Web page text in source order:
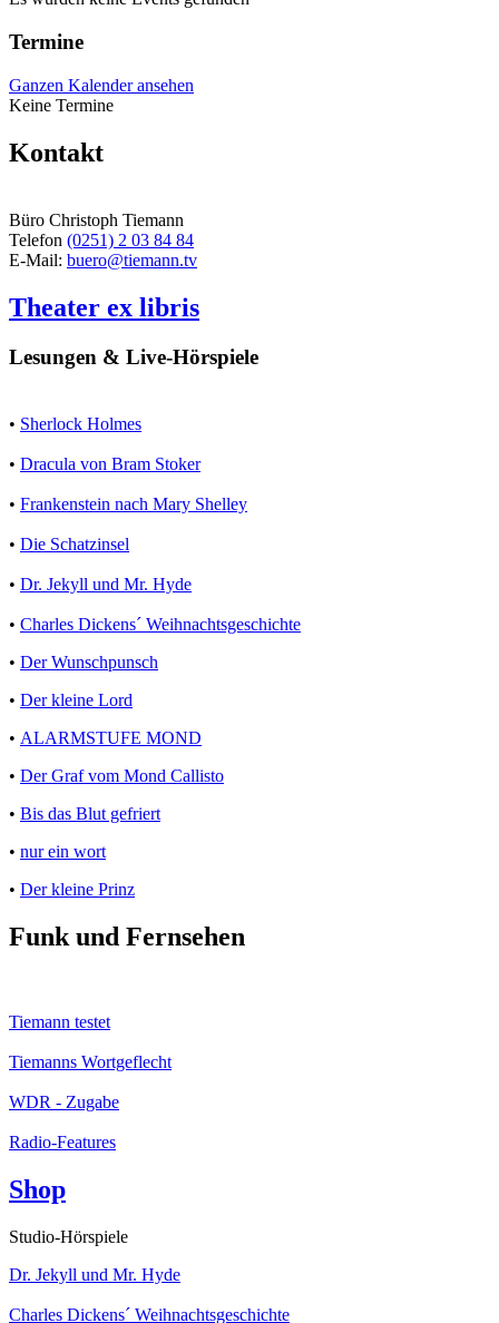
Termine
Ganzen Kalender ansehen
Keine Termine
Kontakt
Büro Christoph Tiemann
Telefon (0251) 2 03 84 84
E-Mail: buero@tiemann.tv
Theater ex libris
Lesungen & Live-Hörspiele
• Sherlock Holmes
• Dracula von Bram Stoker
• Frankenstein nach Mary Shelley
• Die Schatzinsel
• Dr. Jekyll und Mr. Hyde
• Charles Dickens´ Weihnachtsgeschichte
• Der Wunschpunsch
• Der kleine Lord
• ALARMSTUFE MOND
• Der Graf vom Mond Callisto
• Bis das Blut gefriert
• nur ein wort
• Der kleine Prinz
Funk und Fernsehen
Tiemann testet
Tiemanns Wortgeflecht
WDR - Zugabe
Radio-Features
Shop
Studio-Hörspiele
Dr. Jekyll und Mr. Hyde
Charles Dickens´ Weihnachtsgeschichte